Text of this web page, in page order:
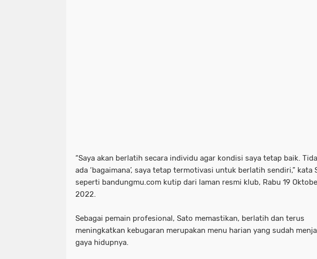
“Saya akan berlatih secara individu agar kondisi saya tetap baik.
ada ‘bagaimana’, saya tetap termotivasi untuk berlatih sendiri,” kata
seperti bandungmu.com kutip dari laman resmi klub, Rabu 19
2022.
Sebagai pemain profesional, Sato memastikan, berlatih dan terus
meningkatkan kebugaran merupakan menu harian yang sudah
gaya hidupnya.